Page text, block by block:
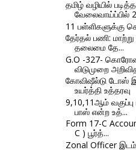
தமிழ் வழியில்
வேலைவாய்ப்பில்
11 பள்ளிகளுக்கு
தேர்தல் பணி: மாற்று
தலைமை தே...
G.O -327-
விடுமுறை
கோவிஷீல்டு டோஸ்
உயர்த்தி உத்தரவு
9,10,11ஆம்
பாஸ் என்ற உத்...
Form 17-C
C ) பூர்த்...
Zonal Officer